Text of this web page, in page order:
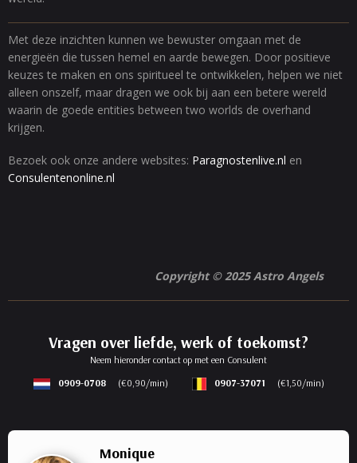
Met deze inzichten kunnen we bewuster omgaan met de
energieën die tussen hemel en aarde bewegen. Door positieve
keuzes te maken en ons spiritueel te ontwikkelen, helpen we niet
alleen onszelf, maar dragen we ook bij aan een betere wereld
waarin de goede entities between two worlds de overhand
krijgen.
Bezoek ook onze andere websites: Paragnostenlive.nl en
Consulentenonline.nl
Copyright © 2025 Astro Angels
Vragen over liefde, werk of toekomst?
Neem hieronder contact op met een Consulent
0909-0708
(€0,90/min) 0907-37071 (€1,50/min)
Monique